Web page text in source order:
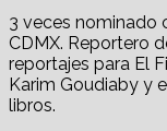
3 veces nominado
CDMX. Reportero
reportajes para El
Karim Goudiaby y
libros.